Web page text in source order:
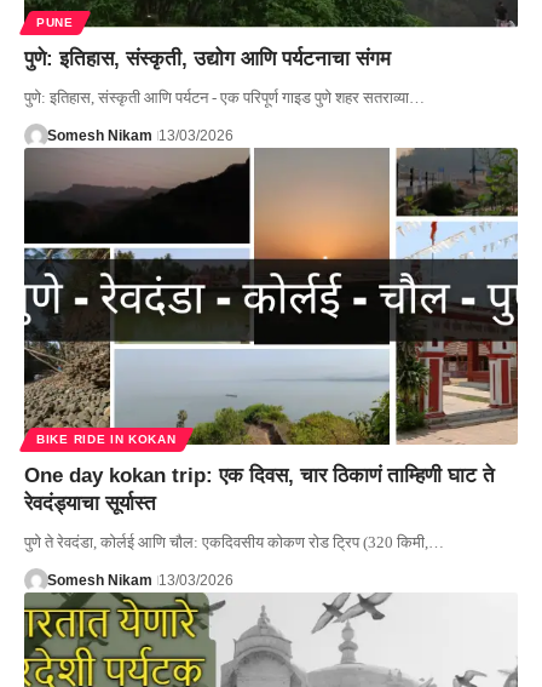
PUNE
पुणे: इतिहास, संस्कृती, उद्योग आणि पर्यटनाचा संगम
पुणे: इतिहास, संस्कृती आणि पर्यटन - एक परिपूर्ण गाइड पुणे शहर सतराव्या…
Somesh Nikam 13/03/2026
BIKE RIDE IN KOKAN
One day kokan trip: एक दिवस, चार ठिकाणं ताम्हिणी घाट ते
रेवदंड्याचा सूर्यास्त
पुणे ते रेवदंडा, कोर्लई आणि चौल: एकदिवसीय कोकण रोड ट्रिप (320 किमी,…
Somesh Nikam 13/03/2026